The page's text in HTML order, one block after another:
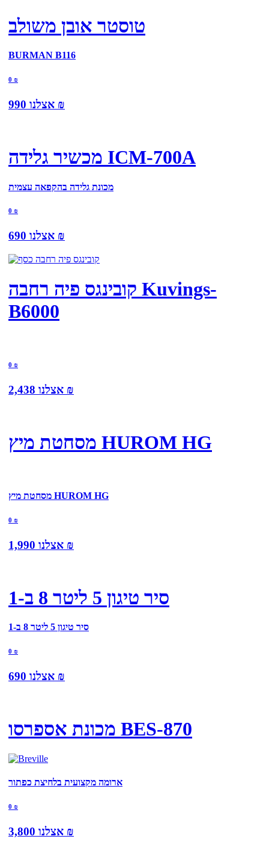
טוסטר אובן משולב
BURMAN B116
0 ₪
אצלנו 990 ₪
מכשיר גלידה ICM-700A
מכונת גלידה בהקפאה עצמית
0 ₪
אצלנו 690 ₪
קובינגס פיה רחבה Kuvings-
B6000
0 ₪
אצלנו 2,438 ₪
מסחטת מיץ HUROM HG
מסחטת מיץ HUROM HG
0 ₪
אצלנו 1,990 ₪
סיר טיגון 5 ליטר 8 ב-1
סיר טיגון 5 ליטר 8 ב-1
0 ₪
אצלנו 690 ₪
מכונת אספרסו BES-870
ארומה מקצועית בלחיצת כפתור
0 ₪
אצלנו 3,800 ₪